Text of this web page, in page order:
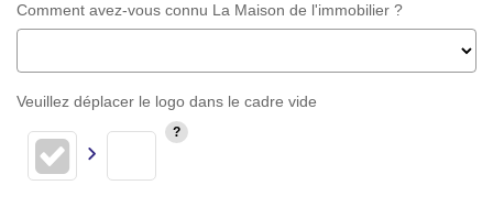
Comment avez-vous connu La Maison de l'immobilier ?
Veuillez déplacer le logo dans le cadre vide